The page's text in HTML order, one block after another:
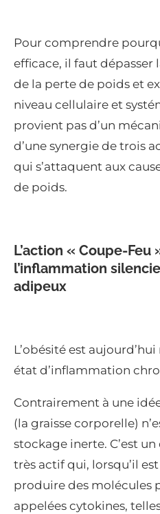
Pour comprendre
efficace, il faut dépasser
de la perte de poids et
niveau cellulaire et
provient pas d’un
d’une synergie de trois
qui s’attaquent aux
de poids.
L’action « Coupe-
l’inflammation
adipeux
L’obésité est
état d’inflammation
Contrairement à une
(la graisse corporelle)
stockage inerte. C’est
très actif qui, lorsqu’il
produire des molécules
appelées cytokines,